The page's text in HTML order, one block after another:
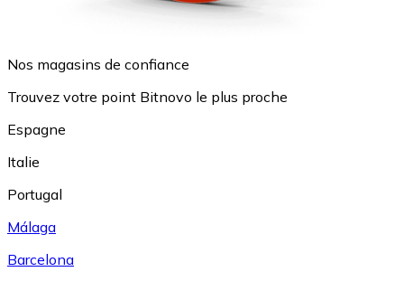
Nos magasins de confiance
Trouvez votre point Bitnovo le plus proche
Espagne
Italie
Portugal
Málaga
Barcelona